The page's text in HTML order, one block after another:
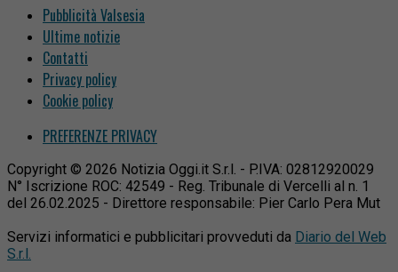
Pubblicità Valsesia
Ultime notizie
Contatti
Privacy policy
Cookie policy
PREFERENZE PRIVACY
Copyright © 2026 Notizia Oggi.it S.r.l. - P.IVA: 02812920029
N° Iscrizione ROC: 42549 - Reg. Tribunale di Vercelli al n. 1
del 26.02.2025 - Direttore responsabile: Pier Carlo Pera Mut
Servizi informatici e pubblicitari provveduti da Diario del Web
S.r.l.